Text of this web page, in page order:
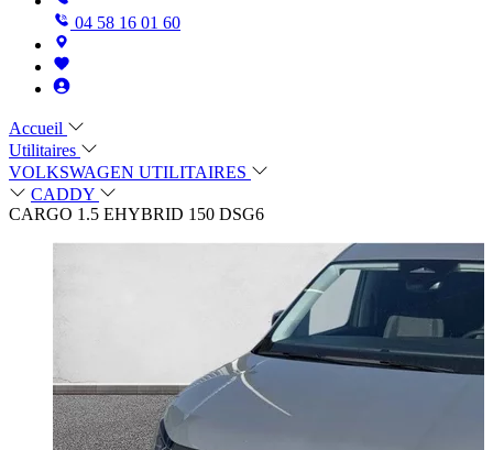
04 58 16 01 60
Accueil
Utilitaires
VOLKSWAGEN UTILITAIRES
CADDY
CARGO 1.5 EHYBRID 150 DSG6